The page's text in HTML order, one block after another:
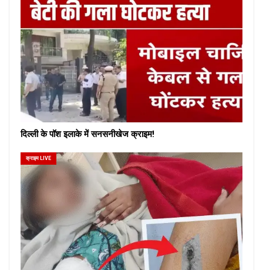
दिल्ली के पॉश इलाके में सनसनीखेज क्राइम!
क्राइम LIVE